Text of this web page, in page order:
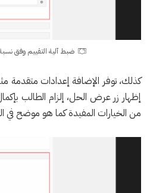
ضبط آلية التقييم وفق
كذلك، توفر الإضافة إعدادات متقدمة
إظهار زر عرض الحل، إلزام الطالب
من الخيارات المفيدة كما هو موضح في